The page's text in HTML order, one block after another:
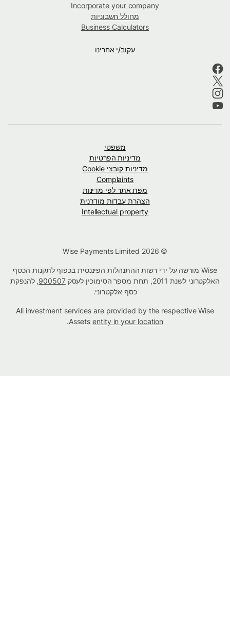
Incorporate your company
מחולל חשבוניות
Business Calculators
עקוב/י אחרינו
משפטי
מדיניות הפרטיות
מדיניות קובצי Cookie
Complaints
מפת אתר לפי מדינות
הצהרת עבדות מודרנית
Intellectual property
Wise מורשה על ידי רשות ההתנהלות הפיננסית בכפוף לתקנות הכסף
האלקטרוני לשנת 2011, תחת מספר הסימוכין לעסק
900507, להנפקת
כסף אלקטרוני.
All investment services are provided by the respective Wise
Assetsentity in your location
.